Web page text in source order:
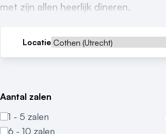
met zijn allen heerlijk dineren.
Locatie
Aantal zalen
1 - 5 zalen
6 - 10 zalen